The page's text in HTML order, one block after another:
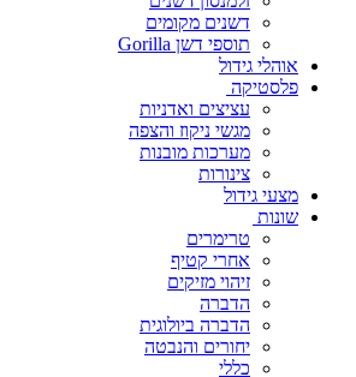
דשנים מקומים
תוספי דשן Gorilla
אוהלי גידול
פלסטיקה
עציצים ואדניות
מגשי ניקוז והצפה
מערכות מובנות
צינורות
מצעי גידול
שונות
טרימרים
אחרי קטיף
זיהוי מזיקים
הדברה
הדברה ביולוגית
יחורים והנבטה
כללי